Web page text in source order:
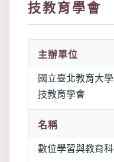
技教育學會
主辦單位
國立臺北教育大
技教育學會
名稱
數位學習與教育